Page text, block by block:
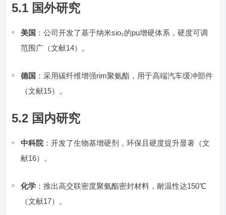
5.1 国外研究
美国 ：公司开发了基于纳米sio₂的pu增硬体系，硬度可调
范围广（文献14）。
德国 ：采用碳纤维增强rim聚氨酯，用于高端汽车缓冲部件
（文献15）。
5.2 国内研究
中科院：开发了生物基增硬剂，环保且硬度提升显著（文
献16）。
化学 ：推出高交联密度聚氨酯密封材料，耐温性达150℃
（文献17）。